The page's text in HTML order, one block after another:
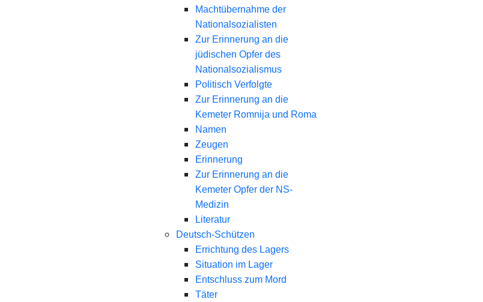
Machtübernahme der
Nationalsozialisten
Zur Erinnerung an die
jüdischen Opfer des
Nationalsozialismus
Politisch Verfolgte
Zur Erinnerung an die
Kemeter Romnija und Roma
Namen
Zeugen
Erinnerung
Zur Erinnerung an die
Kemeter Opfer der NS-
Medizin
Literatur
Deutsch-Schützen
Errichtung des Lagers
Situation im Lager
Entschluss zum Mord
Täter